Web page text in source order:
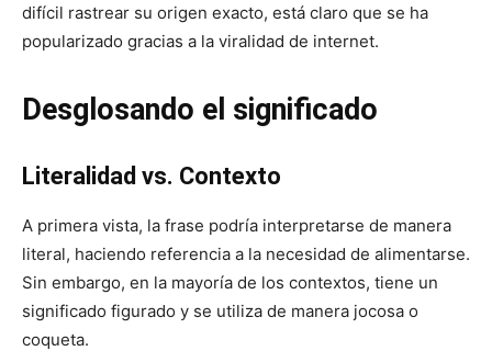
difícil rastrear su origen exacto, está claro que se ha
popularizado gracias a la viralidad de internet.
Desglosando el significado
Literalidad vs. Contexto
A primera vista, la frase podría interpretarse de manera
literal, haciendo referencia a la necesidad de alimentarse.
Sin embargo, en la mayoría de los contextos, tiene un
significado figurado y se utiliza de manera jocosa o
coqueta.